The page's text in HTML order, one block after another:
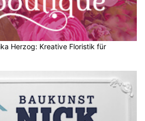
Herzog: Kreative Floristik für